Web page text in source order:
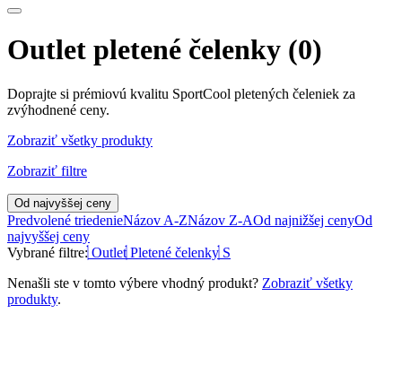
Outlet pletené čelenky (0)
Doprajte si prémiovú kvalitu SportCool pletených čeleniek za
zvýhodnené ceny.
Zobraziť všetky produkty
Zobraziť filtre
Od najvyššej ceny
Predvolené triedenieNázov A-ZNázov Z-AOd najnižšej cenyOd
najvyššej ceny
Vybrané filtre: Outlet Pletené čelenky S
Nenašli ste v tomto výbere vhodný produkt? Zobraziť všetky
produkty.